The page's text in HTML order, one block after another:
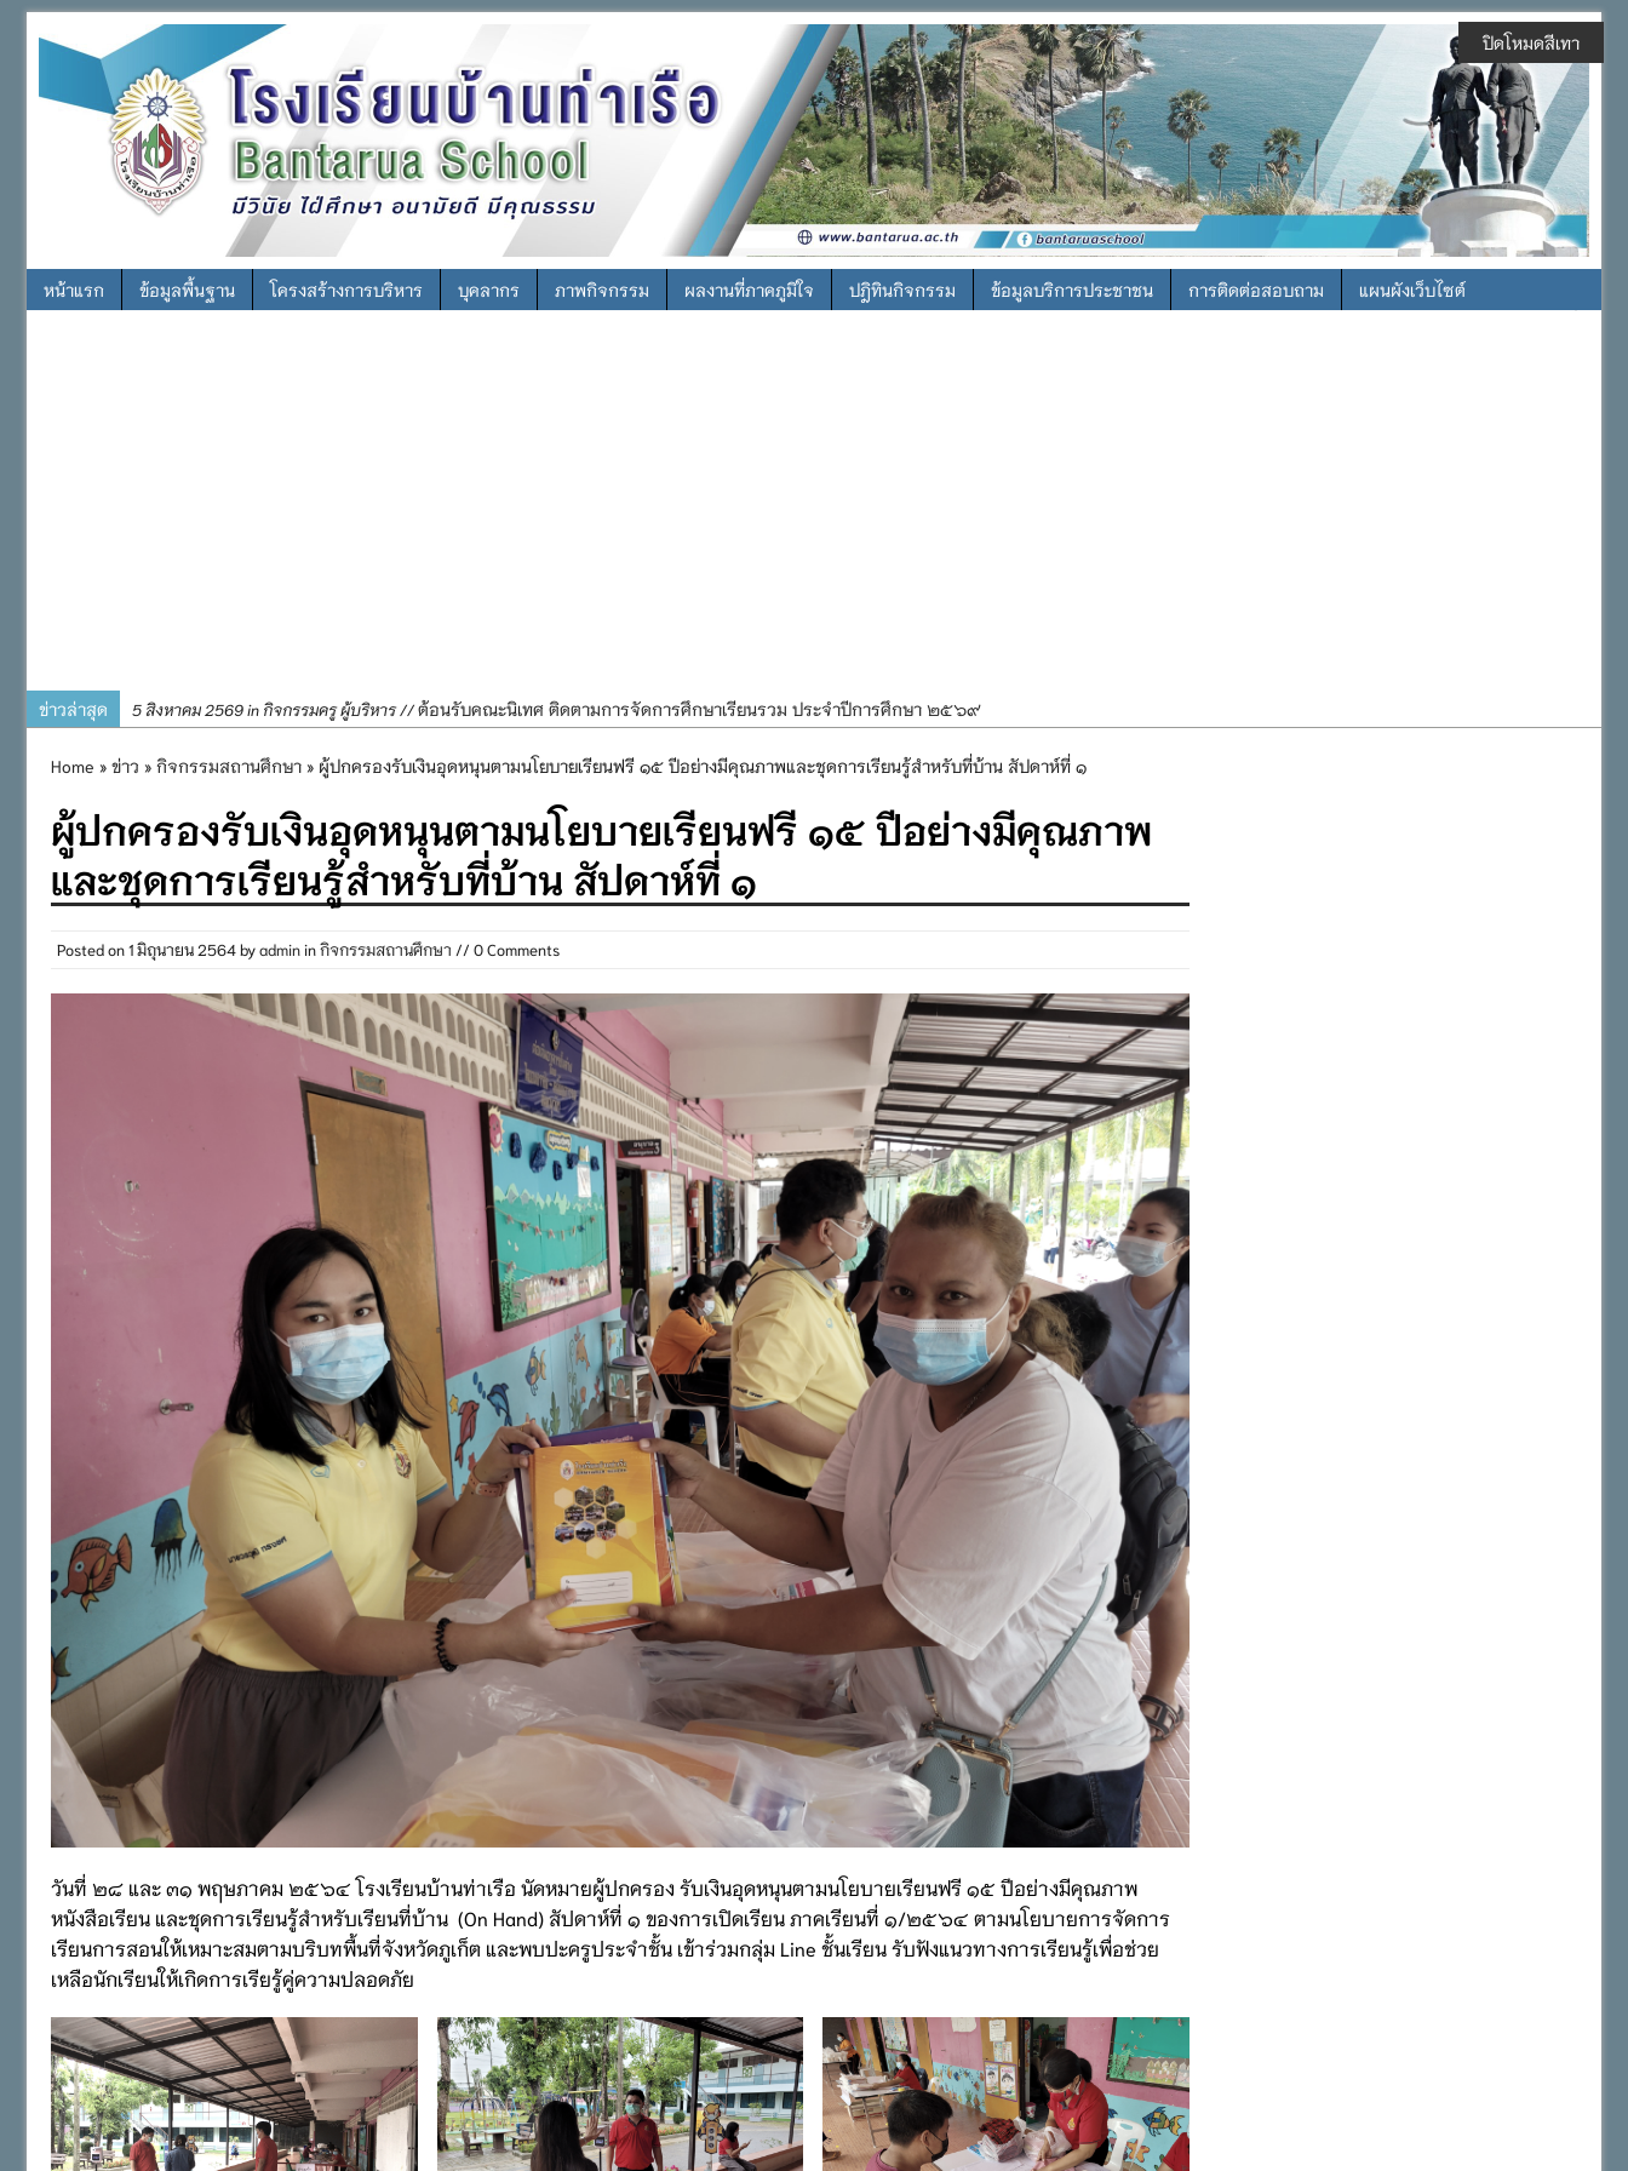
หน้าแรก ข้อมูลพื้นฐาน โครงสร้างการบริหาร บุคลากร ภาพกิจกรรม ผลงานที่ภาคภูมิใจ ปฎิทินกิจกรรม ข้อมูลบริการประชาชน การติดต่อสอบถาม แผนผังเว็บไซต์
ข่าวล่าสุด 5 สิงหาคม 2569 in กิจกรรมครู ผู้บริหาร //ต้อนรับคณะนิเทศ ติดตามการจัดการศึกษาเรียนรวม ประจำปีการศึกษา ๒๕๖๙
31 กรกฎาคม 2569 in กิจกรรมครู ผู้บริหาร //
พิธีถวายเครื่องราชสักการะ วางพานพุ่ม และจุดเทียนถวายพระพรชัยมงคล เนื่องในโอกาสวันเฉลิมพระชนมพรรษา พระบาทสมเด็จพระเจ้าอยู่หัว ๒๘ กรกฎาคม
31 กรกฎาคม 2569 in กิจกรรมนักเรียน // กิจกรรมถวายเทียนพรรษา สืบสานพระพุทธศาสนา เนื่องในวันอาสาฬหบูชาและวันเข้าพรรษา
31 กรกฎาคม 2569 in กิจกรรมนักเรียน //กิจกรรม SAFETY FOR KIDS เสริมสร้างวินัยและความปลอดภัยในการใช้รถใช้ถนน
Home » ข่าว » กิจกรรมสถานศึกษา » ผู้ปกครองรับเงินอุดหนุนตามนโยบายเรียนฟรี ๑๕ ปีอย่างมีคุณภาพและชุดการเรียนรู้สำหรับที่บ้าน สัปดาห์ที่ ๑
ผู้ปกครองรับเงินอุดหนุนตามนโยบายเรียนฟรี ๑๕ ปีอย่างมีคุณภาพ
และชุดการเรียนรู้สำหรับที่บ้าน สัปดาห์ที่ ๑
Posted on1 มิถุนายน 2564byadmininกิจกรรมสถานศึกษา // 0 Comments
วันที่ ๒๘ และ ๓๑ พฤษภาคม ๒๕๖๔ โรงเรียนบ้านท่าเรือ นัดหมายผู้ปกครอง รับเงินอุดหนุนตามนโยบายเรียนฟรี ๑๕ ปีอย่างมีคุณภาพ
หนังสือเรียน และชุดการเรียนรู้สำหรับเรียนที่บ้าน (On Hand) สัปดาห์ที่ ๑ ของการเปิดเรียน ภาคเรียนที่ ๑/๒๕๖๔ ตามนโยบายการจัดการ
เรียนการสอนให้เหมาะสมตามบริบทพื้นที่จังหวัดภูเก็ต และพบปะครูประจำชั้น เข้าร่วมกลุ่ม Line ชั้นเรียน รับฟังแนวทางการเรียนรู้เพื่อช่วย
เหลือนักเรียนให้เกิดการเรียรู้คู่ความปลอดภัย
ปิดโหมดสีเทา